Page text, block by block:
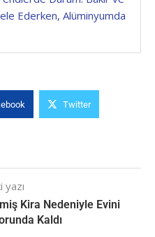
Ederken, Alüminyumda
Twitter
yazı
Kira Nedeniyle Evini
Kaldı